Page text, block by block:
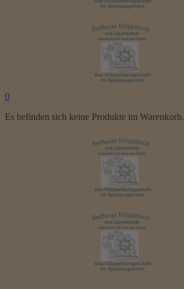
0
Es befinden sich keine Produkte im Warenkorb.